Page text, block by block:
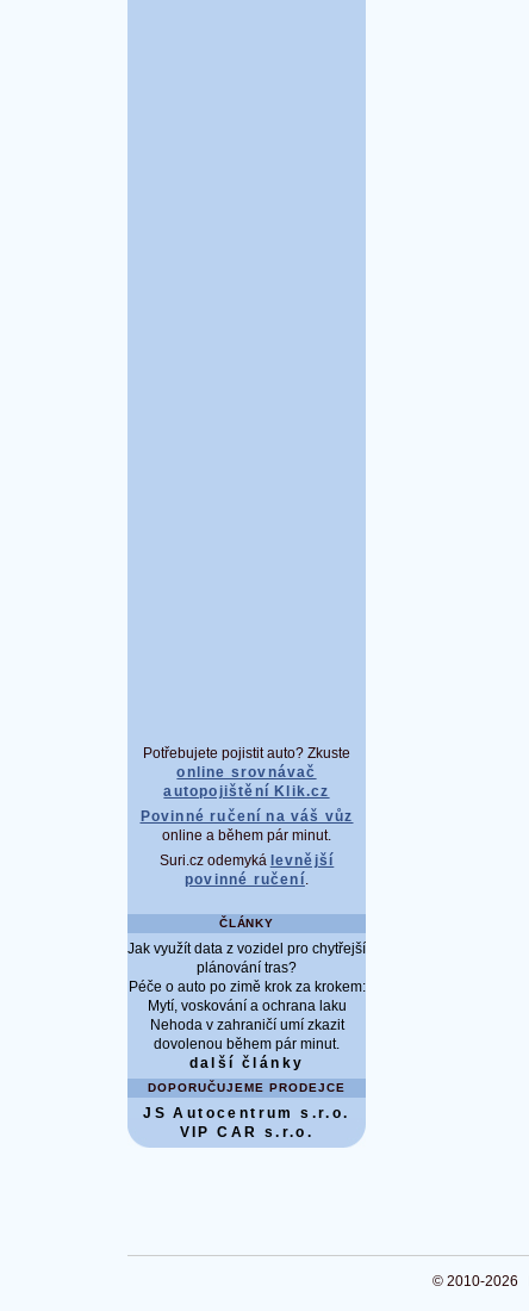
Potřebujete pojistit auto? Zkuste
online srovnávač
autopojištění Klik.cz
Povinné ručení na váš vůz
online a během pár minut.
Suri.cz odemyká levnější
povinné ručení.
ČLÁNKY
Jak využít data z vozidel pro chytřejší
plánování tras?
Péče o auto po zimě krok za krokem:
Mytí, voskování a ochrana laku
Nehoda v zahraničí umí zkazit
dovolenou během pár minut.
další články
DOPORUČUJEME PRODEJCE
JS Autocentrum s.r.o.
VIP CAR s.r.o.
© 2010-2026